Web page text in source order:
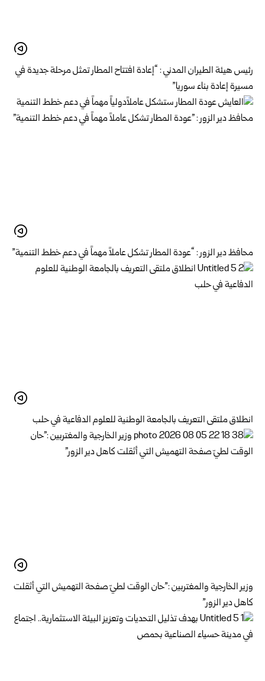
رئيس هيئة الطيران المدني : “إعادة افتتاح المطار تمثل مرحلة جديدة في
مسيرة إعادة بناء سوريا”
محافظ دير الزور : “عودة المطار تشكل عاملاً مهماً في دعم خطط التنمية”
انطلاق ملتقى التعريف بالجامعة الوطنية للعلوم الدفاعية في حلب
وزير الخارجية والمغتربين :”حان الوقت لطيّ صفحة التهميش التي أثقلت
كاهل دير الزور”